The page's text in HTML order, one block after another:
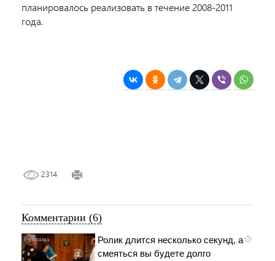
планировалось реализовать в течение 2008-2011
года.
2314
Комментарии (6)
i
Ролик длится несколько секунд, а
смеяться вы будете долго